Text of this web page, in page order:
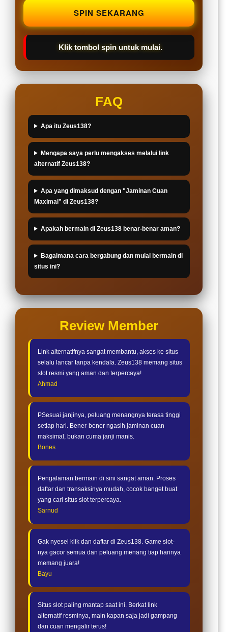
SPIN SEKARANG
Klik tombol spin untuk mulai.
FAQ
Apa itu Zeus138?
Mengapa saya perlu mengakses melalui link
alternatif Zeus138?
Apa yang dimaksud dengan "Jaminan Cuan
Maximal" di Zeus138?
Apakah bermain di Zeus138 benar-benar aman?
Bagaimana cara bergabung dan mulai bermain di
situs ini?
Review Member
Link alternatifnya sangat membantu, akses ke situs
selalu lancar tanpa kendala. Zeus138 memang situs
slot resmi yang aman dan terpercaya!
Ahmad
PSesuai janjinya, peluang menangnya terasa tinggi
setiap hari. Bener-bener ngasih jaminan cuan
maksimal, bukan cuma janji manis.
Bones
Pengalaman bermain di sini sangat aman. Proses
daftar dan transaksinya mudah, cocok banget buat
yang cari situs slot terpercaya.
Sarnud
Gak nyesel klik dan daftar di Zeus138. Game slot-
nya gacor semua dan peluang menang tiap harinya
memang juara!
Bayu
Situs slot paling mantap saat ini. Berkat link
alternatif resminya, main kapan saja jadi gampang
dan cuan mengalir terus!